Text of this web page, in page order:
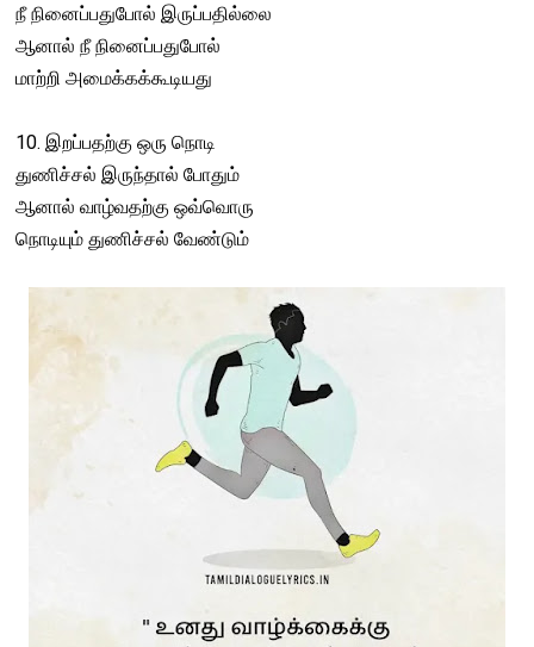
நீ நினைப்பதுபோல் இருப்பதில்லை
ஆனால் நீ நினைப்பதுபோல்
மாற்றி அமைக்கக்கூடியது
10. இறப்பதற்கு ஒரு நொடி
துணிச்சல் இருந்தால் போதும்
ஆனால் வாழ்வதற்கு ஒவ்வொரு
நொடியும் துணிச்சல் வேண்டும்